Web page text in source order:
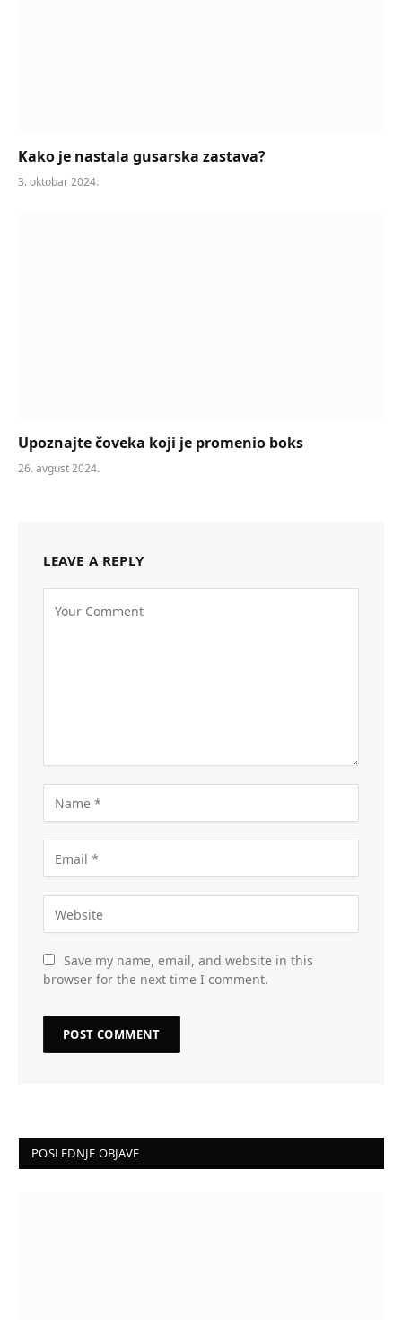
Kako je nastala gusarska zastava?
3. oktobar 2024.
Upoznajte čoveka koji je promenio boks
26. avgust 2024.
LEAVE A REPLY
Save my name, email, and website in this
browser for the next time I comment.
POSLEDNJE OBJAVE